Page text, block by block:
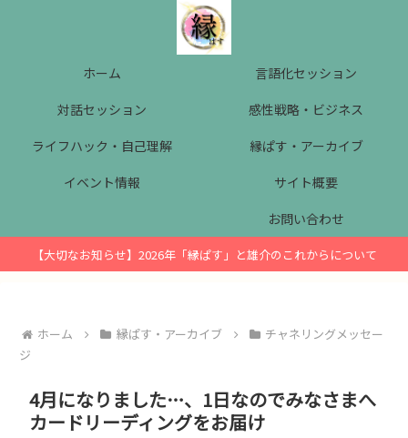
ホーム
言語化セッション
対話セッション
感性戦略・ビジネス
ライフハック・自己理解
縁ぱす・アーカイブ
イベント情報
サイト概要
お問い合わせ
【大切なお知らせ】2026年「縁ぱす」と雄介のこれからについて
ホーム 縁ぱす・アーカイブ
チャネリングメッセー
ジ
4月になりました…、1日なのでみなさまへ
カードリーディングをお届け